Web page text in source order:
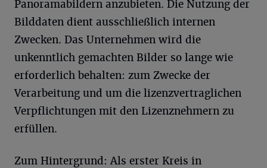
Panoramabildern anzubieten. Die Nutzung der
Bilddaten dient ausschließlich internen
Zwecken. Das Unternehmen wird die
unkenntlich gemachten Bilder so lange wie
erforderlich behalten: zum Zwecke der
Verarbeitung und um die lizenzvertraglichen
Verpflichtungen mit den Lizenznehmern zu
erfüllen.
Zum Hintergrund: Als erster Kreis in